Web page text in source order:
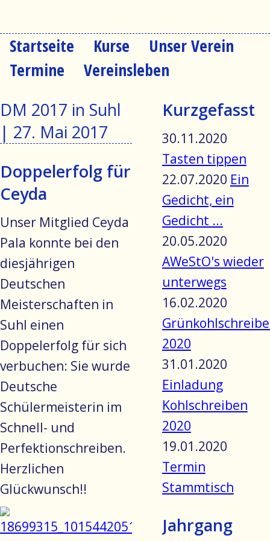
Navigation
überspringen
Startseite Kurse
Unser Verein
Termine
Vereinsleben
DM 2017 in Suhl
| 27. Mai 2017
Doppelerfolg für
Ceyda
Unser Mitglied Ceyda
Pala konnte bei den
diesjährigen
Deutschen
Meisterschaften in
Suhl einen
Doppelerfolg für sich
verbuchen: Sie wurde
Deutsche
Schülermeisterin im
Schnell- und
Perfektionschreiben.
Herzlichen
Glückwunsch!!
Kurzgefasst
30.11.2020
Tasten tippen
22.07.2020 Ein
Gedicht, ein
Gedicht ...
20.05.2020
AWeStO's wieder
unterwegs
16.02.2020
2020
31.01.2020
Einladung
Kohlschreiben
2020
19.01.2020
Termin
Stammtisch
Jahrgang